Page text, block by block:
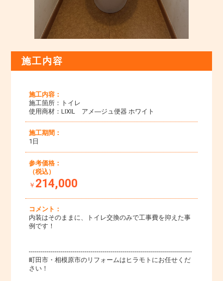
施工内容
施工内容：
施工箇所：トイレ
使用商材：LIXIL アメ―ジュ便器 ホワイト
施工期間：
1日
参考価格：
（税込）
￥ 214,000
コメント：
内装はそのままに、トイレ交換のみで工事費を抑えた事
例です！
----------------------------------------------------------------------------------
町田市・相模原市のリフォームはヒラモトにお任せくだ
さい！